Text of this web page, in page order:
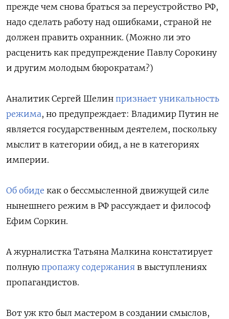
прежде чем снова браться за переустройство РФ,
надо сделать работу над ошибками, страной не
должен править охранник. (Можно ли это
расценить как предупреждение Павлу Сорокину
и другим молодым бюрократам?)
Аналитик Сергей Шелин признает уникальность
режима, но предупреждает: Владимир Путин не
является государственным деятелем, поскольку
мыслит в категории обид, а не в категориях
империи.
Об обиде как о бессмысленной движущей силе
нынешнего режим в РФ рассуждает и философ
Ефим Соркин.
А журналистка Татьяна Малкина констатирует
полную пропажу содержания в выступлениях
пропагандистов.
Вот уж кто был мастером в создании смыслов,